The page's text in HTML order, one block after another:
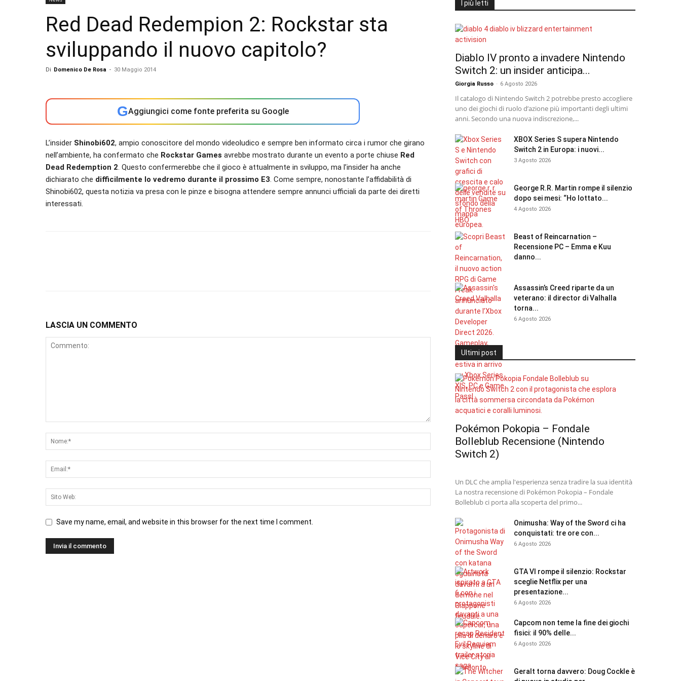
Red Dead Redempion 2: Rockstar sta
sviluppando il nuovo capitolo?
Di Domenico De Rosa - 30 Maggio 2014
GAggiungici come fonte preferita su Google
L’insider Shinobi602, ampio conoscitore del mondo videoludico e sempre ben informato circa i rumor che girano
nell’ambiente, ha confermato che Rockstar Games avrebbe mostrato durante un evento a porte chiuse Red
Dead Redemption 2. Questo confermerebbe che il gioco è attualmente in sviluppo, ma l’insider ha anche
dichiarato che difficilmente lo vedremo durante il prossimo E3. Come sempre, nonostante l’affidabilità di
Shinobi602, questa notizia va presa con le pinze e bisogna attendere sempre annunci ufficiali da parte dei diretti
interessati.
LASCIA UN COMMENTO
Save my name, email, and website in this browser for the next time I comment.
I più letti
Diablo IV pronto a invadere Nintendo
Switch 2: un insider anticipa...
Giorgia Russo - 6 Agosto 2026
Il catalogo di Nintendo Switch 2 potrebbe presto accogliere
uno dei giochi di ruolo d’azione più importanti degli ultimi
anni. Secondo una nuova indiscrezione,...
XBOX Series S supera Nintendo
Switch 2 in Europa: i nuovi...
3 Agosto 2026
George R.R. Martin rompe il silenzio
dopo sei mesi: “Ho lottato...
4 Agosto 2026
Beast of Reincarnation –
Recensione PC – Emma e Kuu
danno...
Assassin’s Creed riparte da un
veterano: il director di Valhalla
torna...
6 Agosto 2026
Ultimi post
Pokémon Pokopia – Fondale
Bolleblub Recensione (Nintendo
Switch 2)
Un DLC che amplia l'esperienza senza tradire la sua identità
La nostra recensione di Pokémon Pokopia – Fondale
Bolleblub ci porta alla scoperta del primo...
Onimusha: Way of the Sword ci ha
conquistati: tre ore con...
6 Agosto 2026
GTA VI rompe il silenzio: Rockstar
sceglie Netflix per una
presentazione...
6 Agosto 2026
Capcom non teme la fine dei giochi
fisici: il 90% delle...
6 Agosto 2026
Geralt torna davvero: Doug Cockle è